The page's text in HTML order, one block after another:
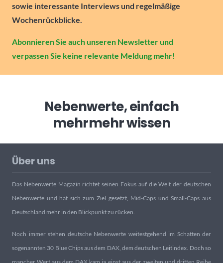
sowie interessante Interviews und regelmäßige
Wochenrückblicke.
Abonnieren Sie auch unseren Newsletter und
verpassen Sie keine relevante Meldung mehr!
Nebenwerte, einfach
mehrmehr wissen
Über uns
Das Nebenwerte Magazin richtet seinen Fokus auf die Welt der deutschen
Nebenwerte und hat sich zum Ziel gesetzt, Mid-Caps und Small-Caps aus
Deutschland mehr in den Blickpunkt zu rücken.
Noch immer stehen deutsche Nebenwerte weitestgehend im Schatten der
sogenannten 30 Blue Chips aus dem DAX, dem deutschen Leitindex. Doch so